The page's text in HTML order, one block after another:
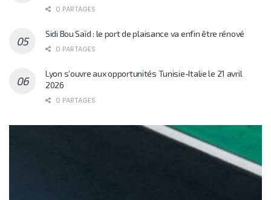
0 PARTAGES
Sidi Bou Saïd : le port de plaisance va enfin être rénové
0 PARTAGES
Lyon s’ouvre aux opportunités Tunisie-Italie le 21 avril
2026
0 PARTAGES